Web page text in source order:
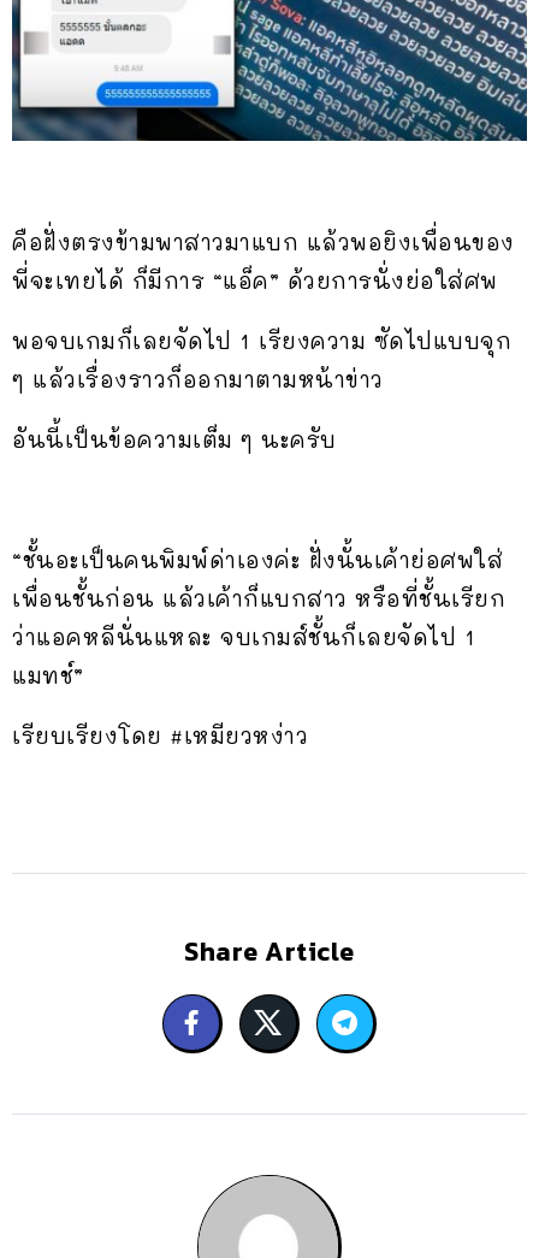
คือฝั่งตรงข้ามพาสาวมาแบก แล้วพอยิงเพื่อนของ
พี่จะเทยได้ ก็มีการ “แอ็ค” ด้วยการนั่งย่อใส่ศพ
พอจบเกมก็เลยจัดไป 1 เรียงความ ซัดไปแบบจุก
ๆ แล้วเรื่องราวก็ออกมาตามหน้าข่าว
อันนี้เป็นข้อความเต็ม ๆ นะครับ
“ชั้นอะเป็นคนพิมพ์ด่าเองค่ะ ฝั่งนั้นเค้าย่อศพใส่
เพื่อนชั้นก่อน แล้วเค้าก็แบกสาว หรือที่ชั้นเรียก
ว่าแอคหลีนั่นแหละ จบเกมส์ชั้นก็เลยจัดไป 1
แมทช์”
เรียบเรียงโดย #เหมียวหง่าว
Share Article